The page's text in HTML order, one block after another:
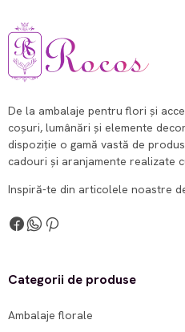
De la ambalaje pentru flori și
coșuri, lumânări și elemente
dispoziție o gamă vastă de
cadouri și aranjamente realizate
Inspiră-te din articolele noastre
Categorii de produse
Ambalaje florale